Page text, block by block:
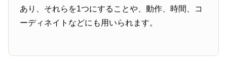
あり、それらを1つにすることや、動作、時間、コ
ーディネイトなどにも用いられます。